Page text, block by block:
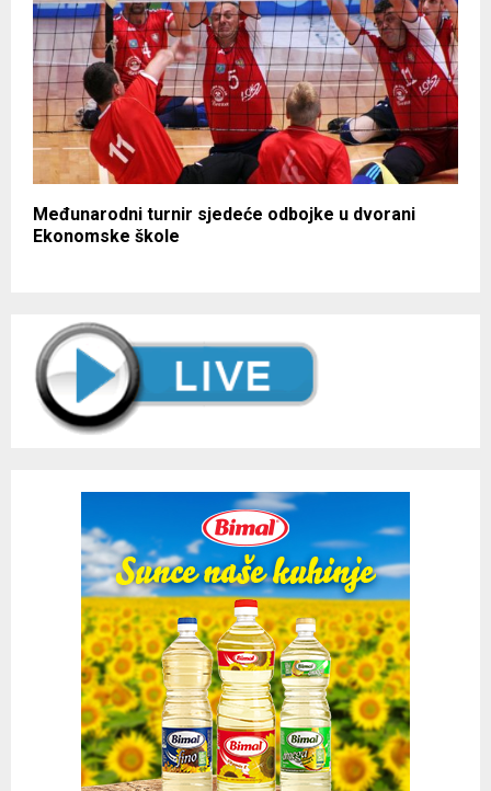
Međunarodni turnir sjedeće odbojke u dvorani
Ekonomske škole